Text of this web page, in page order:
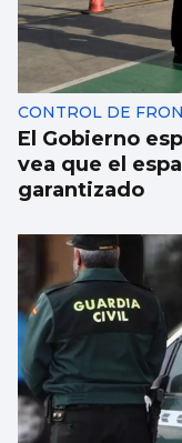
CONTROL DE
El Gobierno
vea que el
garantizado